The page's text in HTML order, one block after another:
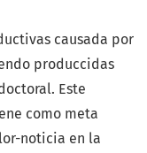
causada por
produccidas
Este
como meta
noticia en la